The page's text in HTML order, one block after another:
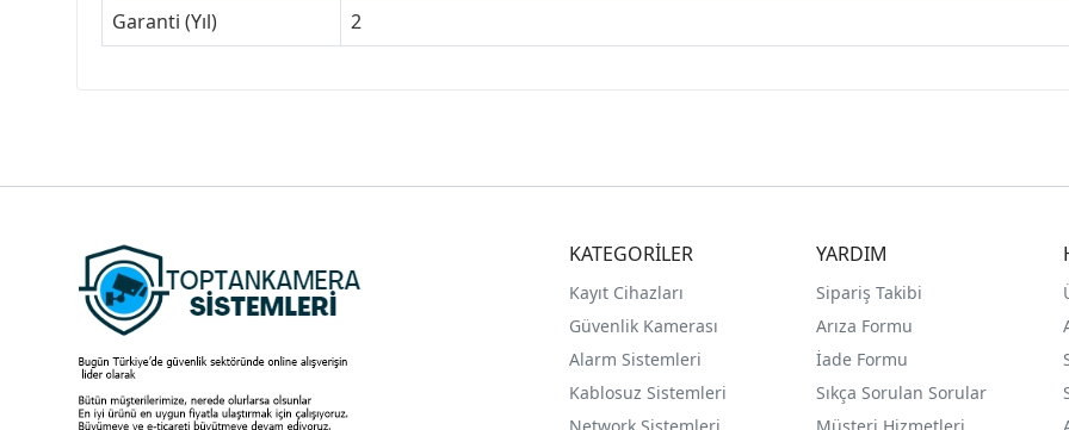
Garanti (Yıl)
2
KATEGORİLER
Kayıt Cihazları
Güvenlik Kamerası
Alarm Sistemleri
Kablosuz Sistemleri
YARDIM
Sipariş Takibi
Arıza Formu
İade Formu
Sıkça Sorulan Sorular